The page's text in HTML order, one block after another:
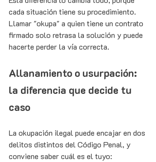
cada situación tiene su procedimiento.
Llamar "okupa" a quien tiene un contrato
firmado solo retrasa la solución y puede
hacerte perder la vía correcta.
Allanamiento o usurpación:
la diferencia que decide tu
caso
La okupación ilegal puede encajar en dos
delitos distintos del Código Penal, y
conviene saber cuál es el tuyo: